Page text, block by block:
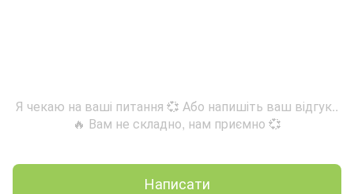
Я чекаю на ваші питання 💞 Або напишіть ваш відгук..
🔥 Вам не складно, нам приємно 💞
Написати